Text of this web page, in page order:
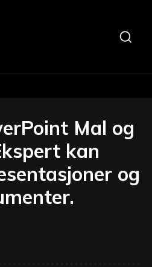
Mal og
kan
og